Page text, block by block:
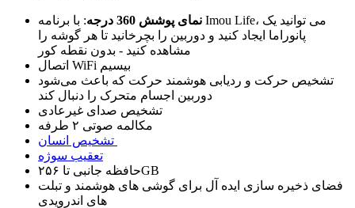
نمای پوشش 360 درجه
: با برنامه Imou Life، می توانید یک
پانوراما ایجاد کنید و دوربین را بچرخانید تا هر گوشه را
مشاهده کنید - بدون نقطه کور
اتصال WiFi بیسیم
تشخیص حرکت و ردیابی هوشمند حرکت که باعث می‌شود
دوربین اجسام متحرک را دنبال کند
تشخیص صدای غیرعادی
مکالمه صوتی ۲ طرفه
تعقیب سوژه
حافظه جانبی تا ۲۵۶GB
فضای ذخیره سازی ایده آل برای گوشی های هوشمند و تبلت
های اندرویدی